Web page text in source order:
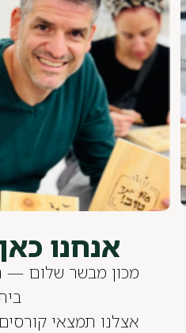
אנחנו כאן
מכון מבשר שלום — הבית
אצלנו תמצאי קורסים,